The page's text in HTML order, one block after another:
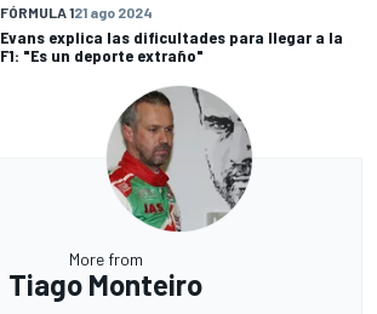
FÓRMULA 121 ago 2024
Evans explica las dificultades para llegar a la
F1: "Es un deporte extraño"
More from
Tiago Monteiro